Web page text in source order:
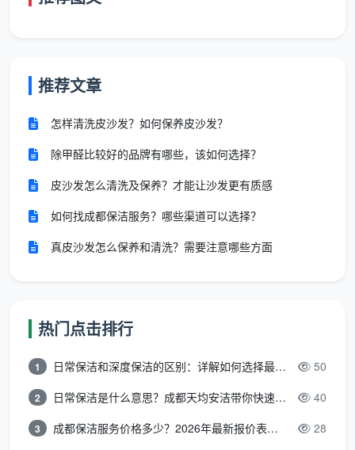
别墅：多层结构，清洁面积大，价格系数1.5-2.0
特殊户型：异形结构、多阳台、多卫生间等，价格系
服务频率与长期合作优惠
日常保洁多少钱一个小时还受到服务频率的影响。
标准日常保洁：120元/小时
精细日常保洁：150元/小时
包月服务优惠（每月4次）：
基础日常保洁：90元/小时（9折优惠）
推荐文章
怎样清洗皮沙发？如何保养皮沙发？
除甲醛比较好的品牌有哪些，该如何选择？
皮沙发怎么清洗及保养？才能让沙发更有质感
如何找成都保洁服务？哪些渠道可以选择？
真皮沙发怎么保养和清洗？需要注意哪些方面
热门点击排行
1 日常保洁和深度保洁的区别：详解如何选择最适合的清洁服务 50
2 日常保洁是什么意思？成都天均安洁带你快速区分“日常vs深度vs开荒” 40
3 成都保洁服务价格多少？2026年最新报价表来了，这一篇看透所有费用 28